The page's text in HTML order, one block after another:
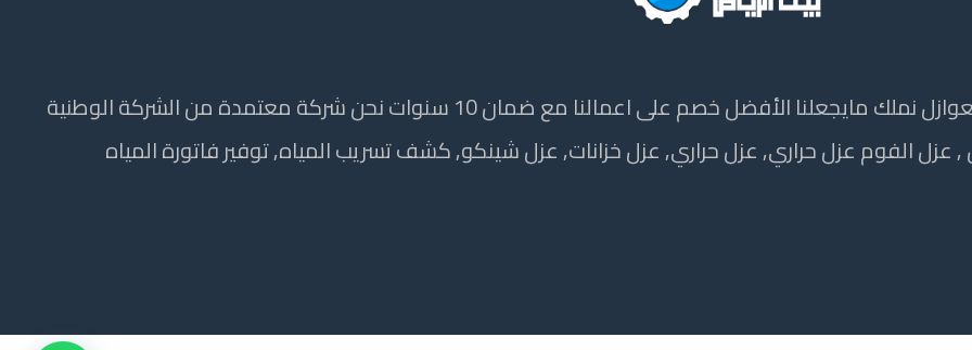
نحن فى شركة عوازل بيت الرياض كشف التسربات والعوازل نملك مايجعلنا الأفضل خصم على اعمالنا مع ضمان 10 سنوات نحن شركة معتمدة من الشركة الوطنية
, عزل الفوم عزل حراري, عزل حراري, عزل خزانات, عزل شينكو, كشف تسريب المياه, توفير فاتورة المياه